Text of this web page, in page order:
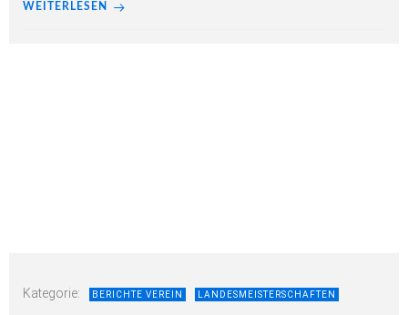
WEITERLESEN
Kategorie: BERICHTE VEREIN LANDESMEISTERSCHAFTEN